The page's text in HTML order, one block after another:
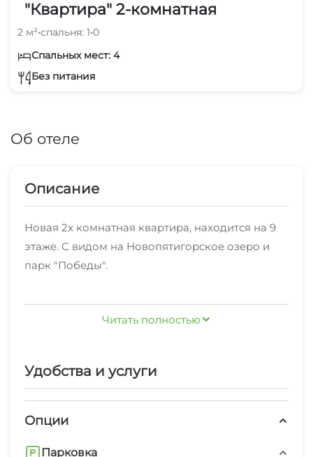
"Квартира" 2-комнатная
2 м²•спальня: 1•0
Спальных мест: 4
Без питания
Об отеле
Описание
Новая 2х комнатная квартира, находится на 9
этаже. С видом на Новопятигорское озеро и
парк "Победы".
2 спальные комнаты и большая кухня. В новом
жилом комплексе, закрытая территория.
панель/духовой шкаф Посудомоечная машина
Кондиционеры Утюг/гладильная доска Фен
Читать полностью
Удобства и услуги
Опции
Парковка